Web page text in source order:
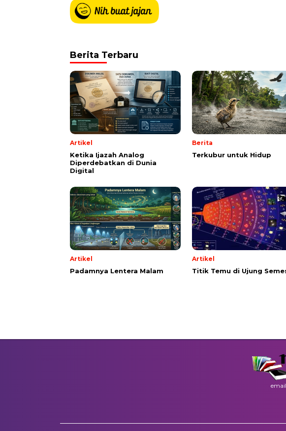
Berita Terbaru
Artikel
Ketika Ijazah Analog
Diperdebatkan di Dunia
Digital
Berita
Terkubur untuk Hidup
Artikel
Padamnya Lentera Malam
Artikel
Titik Temu di Ujung